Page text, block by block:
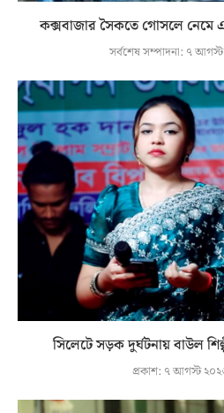
কক্সবাজার সৈকতে গোসলে নেমে
সর্বশেষ সম্পাদনা: ৭
সিলেটে সড়ক দুর্ঘটনায় বাউল
প্রকাশ: ৭ আগস্ট